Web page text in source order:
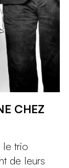
CHEZ
le trio
de leurs